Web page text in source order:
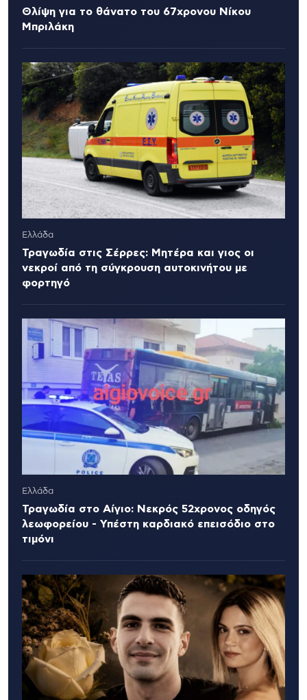
Θλίψη για το θάνατο του 67χρονου Νίκου
Μπριλάκη
Ελλάδα
Τραγωδία στις Σέρρες: Μητέρα και γιος οι
νεκροί από τη σύγκρουση αυτοκινήτου με
φορτηγό
Ελλάδα
Τραγωδία στο Αίγιο: Νεκρός 52χρονος οδηγός
λεωφορείου - Υπέστη καρδιακό επεισόδιο στο
τιμόνι